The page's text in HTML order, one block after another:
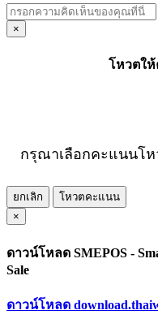
×
โหวตใ
กรุณาเลือกคะแนนโห
ยกเลิก
โหวตคะแนน
×
ดาวน์โหลด SMEPOS -
Sale
ดาวน์โหลด